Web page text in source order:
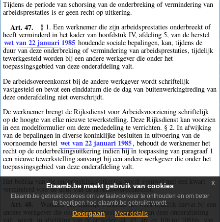
Tijdens de periode van schorsing van de onderbreking of vermindering van
arbeidsprestaties is er geen recht op uitkering.
Art. 47.
§ 1. Een werknemer die zijn arbeidsprestaties onderbreekt of
heeft verminderd in het kader van hoofdstuk IV, afdeling 5, van de herstel
wet van 22 januari 1985 houdende sociale bepalingen, kan, tijdens de
duur van deze onderbreking of vermindering van arbeidsprestaties, tijdelijk
tewerkgesteld worden bij een andere werkgever die onder het
toepassingsgebied van deze onderafdeling valt.
De arbeidsovereenkomst bij de andere werkgever wordt schriftelijk
vastgesteld en bevat een einddatum die de dag van buitenwerkingtreding van
deze onderafdeling niet overschrijdt.
De werknemer brengt de Rijksdienst voor Arbeidsvoorziening schriftelijk
op de hoogte van elke nieuwe tewerkstelling. Deze Rijksdienst kan voorzien
in een modelformulier om deze mededeling te verrichten. § 2. In afwijking
van de bepalingen in diverse koninklijke besluiten in uitvoering van de
voornoemde herstel wet van 22 januari 1985, behoudt de werknemer het
recht op de onderbrekingsuitkering indien hij in toepassing van paragraaf 1
een nieuwe tewerkstelling aanvangt bij een andere werkgever die onder het
toepassingsgebied van deze onderafdeling valt.
Het bedrag van die onderbrekingsuitkering wordt evenwel met een kwart
verminderd voor de duur van de arbeidsovereenkomst.
Art. 48.
Wanneer een tijdelijk werkloze het werk tijdelijk hervat bij een
andere werkgever die onder het toepassingsgebied van deze onderafdeling
valt, wordt, in afwijking van de artikelen 44, 45, 46, en 106 tot 108bis, van
Etaamb.be maakt gebruik van cookies
Etaamb.be gebruikt cookies om uw taalvoorkeur te onthouden en om beter
te begrijpen hoe etaamb.be gebruikt wordt.
Doorgaan Meer details
x